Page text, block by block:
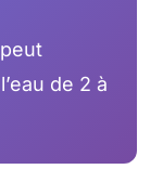
de 2 à